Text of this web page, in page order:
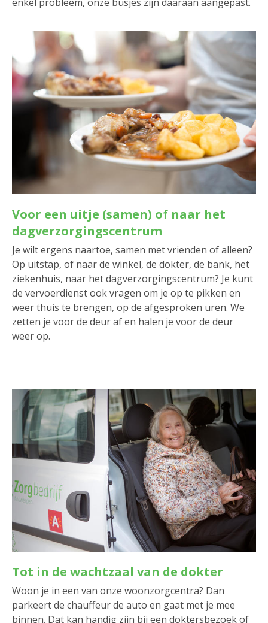
Voor een uitje (samen) of naar het
dagverzorgingscentrum
Je wilt ergens naartoe, samen met vrienden of alleen?
Op uitstap, of naar de winkel, de dokter, de bank, het
ziekenhuis, naar het dagverzorgingscentrum? Je kunt
de vervoerdienst ook vragen om je op te pikken en
weer thuis te brengen, op de afgesproken uren. We
zetten je voor de deur af en halen je voor de deur
weer op.
Tot in de wachtzaal van de dokter
Woon je in een van onze woonzorgcentra? Dan
parkeert de chauffeur de auto en gaat met je mee
binnen. Dat kan handig zijn bij een doktersbezoek of